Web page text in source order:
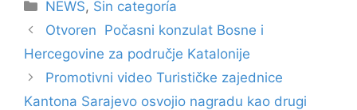
NEWS, Sin categoría
Otvoren Počasni konzulat Bosne i
Hercegovine za područje Katalonije
Promotivni video Turističke zajednice
Kantona Sarajevo osvojio nagradu kao drugi